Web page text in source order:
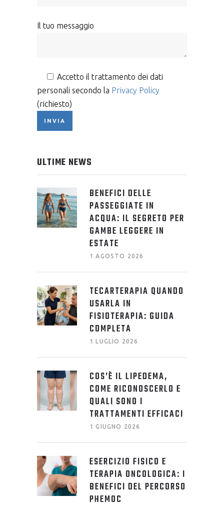
Il tuo messaggio
Accetto il trattamento dei dati
personali secondo la Privacy Policy
(richiesto)
ULTIME NEWS
BENEFICI DELLE
PASSEGGIATE IN
ACQUA: IL SEGRETO PER
GAMBE LEGGERE IN
ESTATE
1 AGOSTO 2026
TECARTERAPIA QUANDO
USARLA IN
FISIOTERAPIA: GUIDA
COMPLETA
1 LUGLIO 2026
COS’È IL LIPEDEMA,
COME RICONOSCERLO E
QUALI SONO I
TRATTAMENTI EFFICACI
1 GIUGNO 2026
ESERCIZIO FISICO E
TERAPIA ONCOLOGICA: I
BENEFICI DEL PERCORSO
PHEMOC